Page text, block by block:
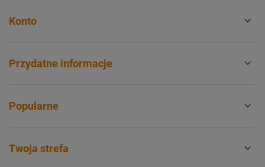
Konto
Przydatne informacje
Popularne
Twoja strefa